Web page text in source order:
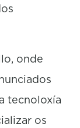
onde
tecnoloxía
os